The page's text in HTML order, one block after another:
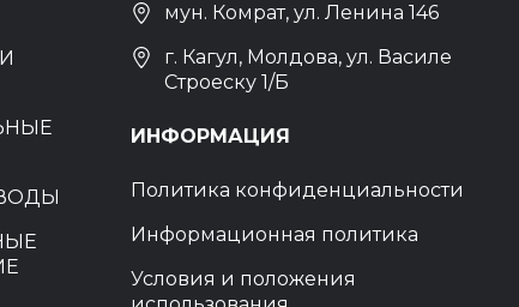
мун. Комрат, ул. Ленина 146
г. Кагул, Молдова, ул. Василе
Строеску 1/Б
ИНФОРМАЦИЯ
Политика конфиденциальности
Информационная политика
Условия и положения